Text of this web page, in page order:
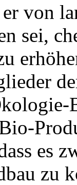
er von
sei,
es
zu